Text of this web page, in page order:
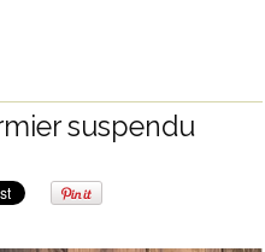
suspendu